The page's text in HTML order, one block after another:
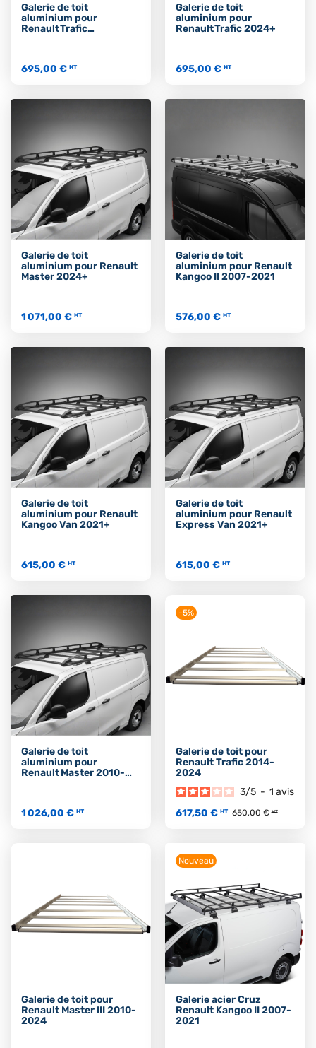
Galerie de toit
aluminium pour
Renault Trafic
695,00 € HT
Galerie de toit
aluminium pour
Renault Trafic 2024+
695,00 € HT
Galerie de toit
aluminium pour Renault
Master 2024+
1 071,00 € HT
Galerie de toit
aluminium pour Renault
Kangoo II 2007-2021
576,00 € HT
Galerie de toit
aluminium pour Renault
Kangoo Van 2021+
615,00 € HT
Galerie de toit
aluminium pour Renault
Express Van 2021+
615,00 € HT
Galerie de toit
aluminium pour
Renault Master 2010-
1 026,00 € HT
-5%
Galerie de toit pour
Renault Trafic 2014-
2024
3/5 - 1 avis
617,50 € HT 650,00 €HT
Galerie de toit pour
Renault Master III 2010-
2024
Nouveau
Galerie acier Cruz
Renault Kangoo II 2007-
2021